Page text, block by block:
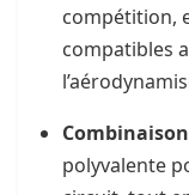
compétition,
compatibles
polyvalente